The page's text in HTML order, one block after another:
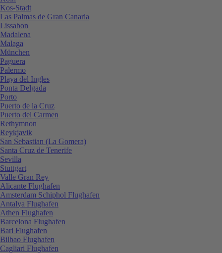
Kos-Stadt
Las Palmas de Gran Canaria
Lissabon
Madalena
Malaga
München
Paguera
Palermo
Playa del Ingles
Ponta Delgada
Porto
Puerto de la Cruz
Puerto del Carmen
Rethymnon
Reykjavik
San Sebastian (La Gomera)
Santa Cruz de Tenerife
Sevilla
Stuttgart
Valle Gran Rey
Alicante Flughafen
Amsterdam Schiphol Flughafen
Antalya Flughafen
Athen Flughafen
Barcelona Flughafen
Bari Flughafen
Bilbao Flughafen
Cagliari Flughafen